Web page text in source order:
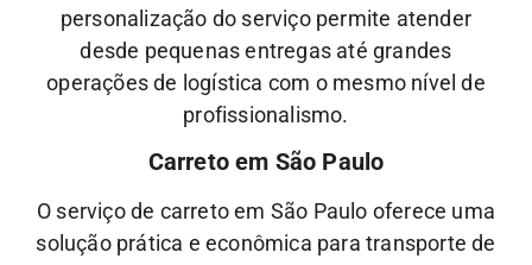
personalização do serviço permite atender
desde pequenas entregas até grandes
operações de logística com o mesmo nível de
profissionalismo.
Carreto em São Paulo
O serviço de carreto em São Paulo oferece uma
solução prática e econômica para transporte de